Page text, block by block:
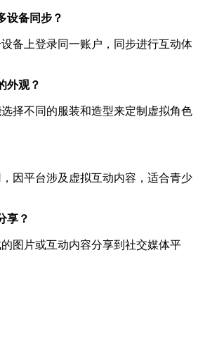
设备同步？
备上登录同一账户，同步进行互动体
外观？
择不同的服装和造型来定制虚拟角色
因平台涉及虚拟互动内容，适合青少
享？
图片或互动内容分享到社交媒体平